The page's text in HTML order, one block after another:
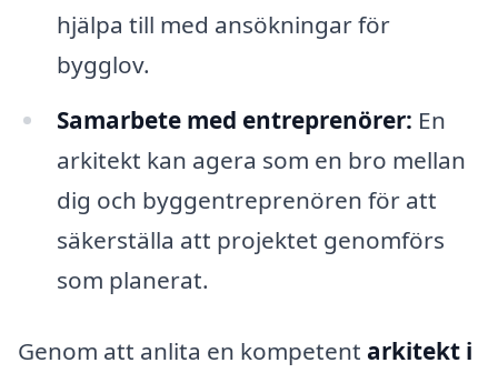
hjälpa till med ansökningar för
bygglov.
Samarbete med entreprenörer: En
arkitekt kan agera som en bro mellan
dig och byggentreprenören för att
säkerställa att projektet genomförs
som planerat.
Genom att anlita en kompetent arkitekt i